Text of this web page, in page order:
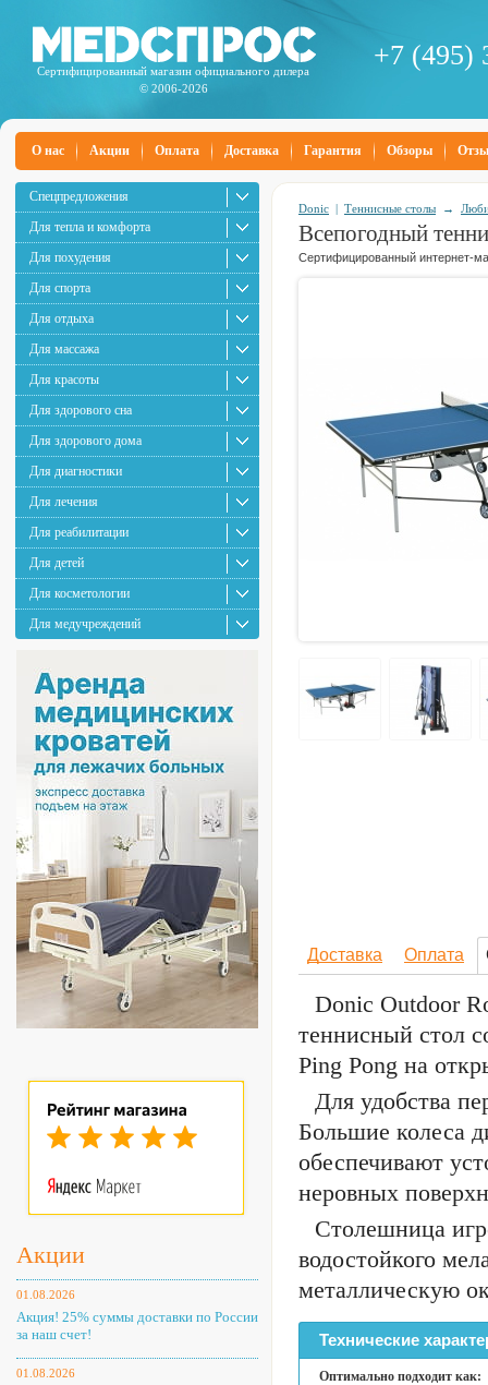
Сертифицированный магазин официального дилера
© 2006-2026
+7 (495)
О нас Акции Оплата Доставка Гарантия Обзоры
Спецпредложения
Для тепла и комфорта
Для похудения
Для спорта
Для отдыха
Для массажа
Для красоты
Для здорового сна
Для здорового дома
Для диагностики
Для лечения
Для реабилитации
Для детей
Для косметологии
Для медучреждений
Акции
01.08.2026
Акция! 25% суммы доставки по России
за наш счет!
01.08.2026
Donic | Теннисные столы →
Всепогодный
Сертифицированный интернет-
Доставка Оплата
Donic Outdoor
теннисный стол
Ping Pong на
Для удобства
Большие колеса
обеспечивают
неровных
Столешница
водостойкого
металлическую
Технические
Оптимально подходит как: